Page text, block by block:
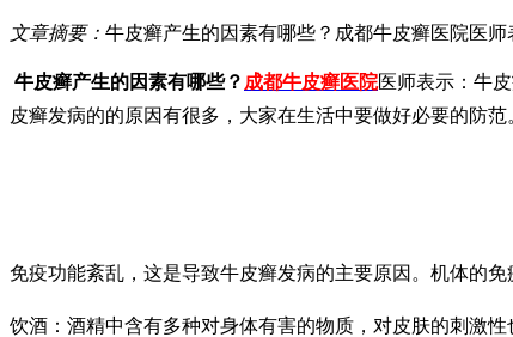
文章摘要： 牛皮癣产生的因素有哪些？成都牛皮癣医院医
牛皮癣产生的因素有哪些？ 成都牛皮癣医院医师表示：牛
皮癣发病的的原因有很多，大家在生活中要做好必要的防范
免疫功能紊乱，这是导致牛皮癣发病的主要原因。机体的
饮酒：酒精中含有多种对身体有害的物质，对皮肤的刺激